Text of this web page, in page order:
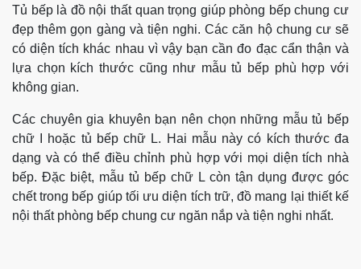
Tủ bếp là đồ nội thất quan trọng giúp phòng bếp chung cư
đẹp thêm gọn gàng và tiện nghi. Các căn hộ chung cư sẽ
có diện tích khác nhau vì vậy bạn cần đo đạc cẩn thận và
lựa chọn kích thước cũng như mẫu tủ bếp phù hợp với
không gian.
Các chuyên gia khuyên bạn nên chọn những mẫu tủ bếp
chữ I hoặc tủ bếp chữ L. Hai mẫu này có kích thước đa
dạng và có thể điều chỉnh phù hợp với mọi diện tích nhà
bếp. Đặc biệt, mẫu tủ bếp chữ L còn tận dụng được góc
chết trong bếp giúp tối ưu diện tích trữ, đồ mang lại thiết kế
nội thất phòng bếp chung cư ngăn nắp và tiện nghi nhất.